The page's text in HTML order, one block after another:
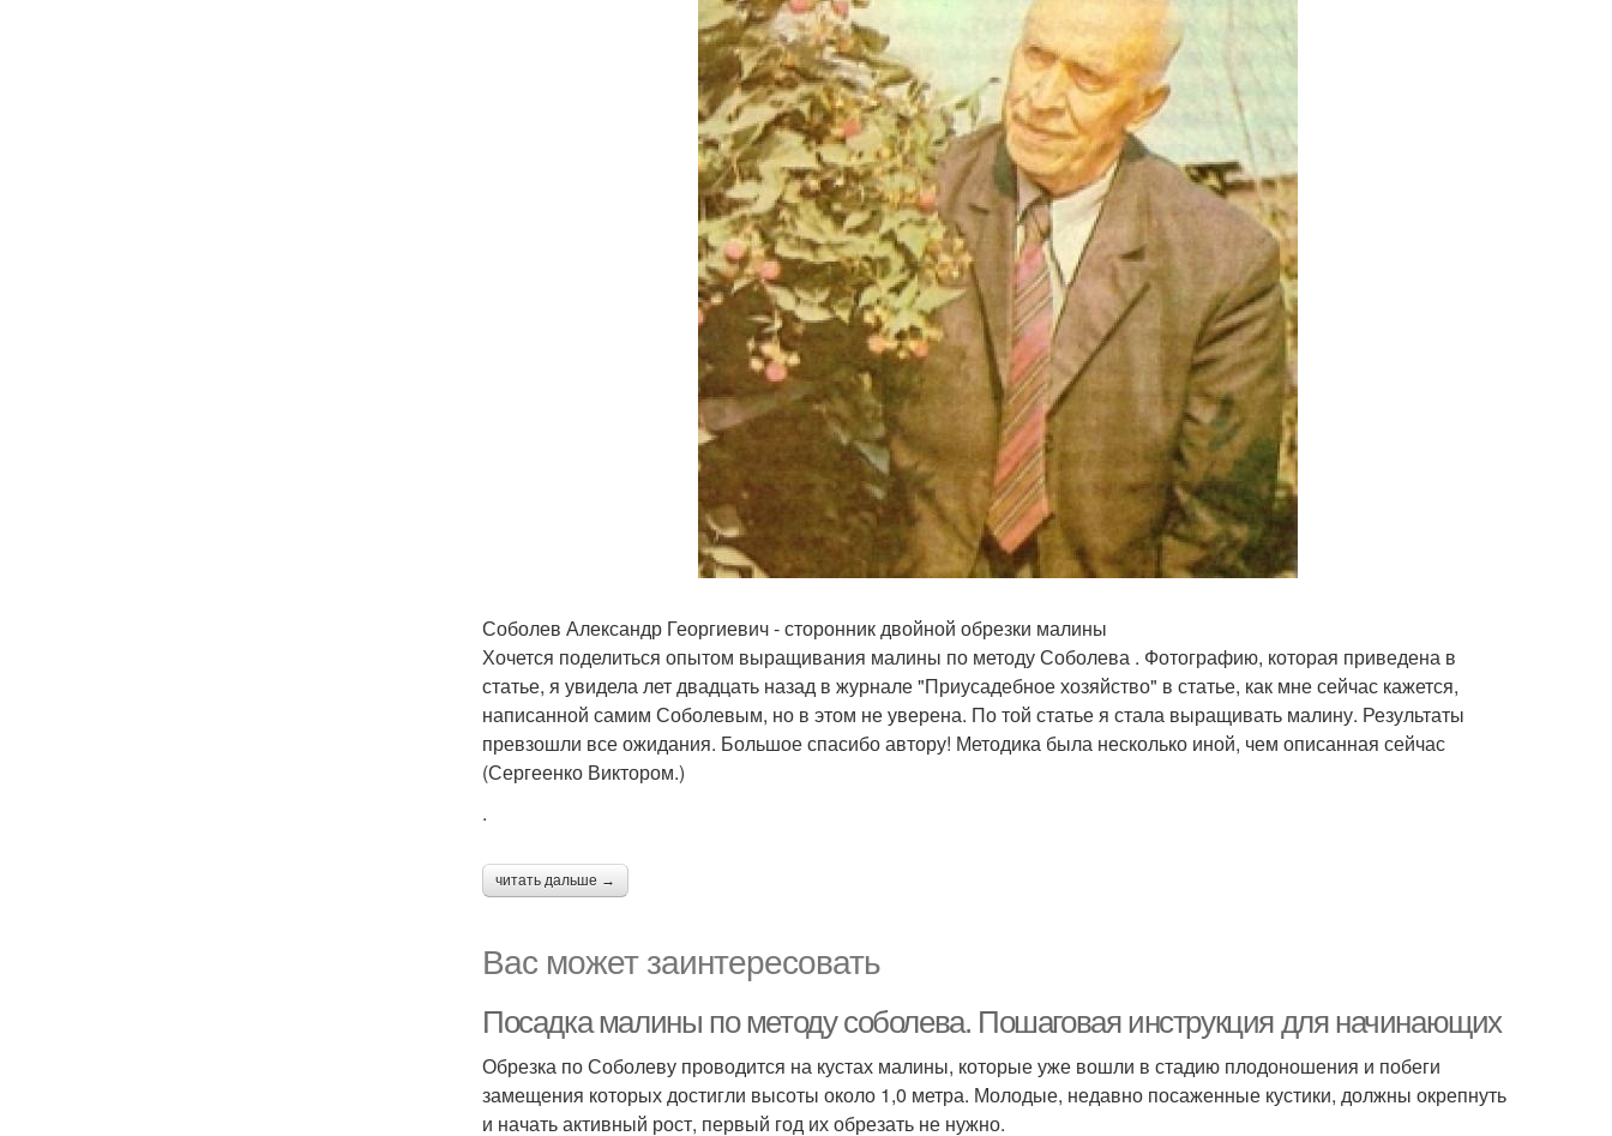
Соболев Александр Георгиевич - сторонник двойной обрезки малины
Хочется поделиться опытом выращивания малины по методу Соболева . Фотографию, которая приведена в
статье, я увидела лет двадцать назад в журнале "Приусадебное хозяйство" в статье, как мне сейчас кажется,
написанной самим Соболевым, но в этом не уверена. По той статье я стала выращивать малину. Результаты
превзошли все ожидания. Большое спасибо автору! Методика была несколько иной, чем описанная сейчас
(Сергеенко Виктором.)
.
читать дальше →
Вас может заинтересовать
Посадка малины по методу соболева. Пошаговая инструкция для начинающих
Обрезка по Соболеву проводится на кустах малины, которые уже вошли в стадию плодоношения и побеги
замещения которых достигли высоты около 1,0 метра. Молодые, недавно посаженные кустики, должны окрепнуть
и начать активный рост, первый год их обрезать не нужно.